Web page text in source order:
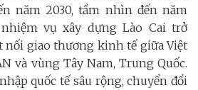
năm 2030, tầm nhìn đến năm
vụ xây dựng Lào Cai trở
giao thương kinh tế giữa Việt
và vùng Tây Nam, Trung Quốc.
quốc tế sâu rộng, chuyển đổi